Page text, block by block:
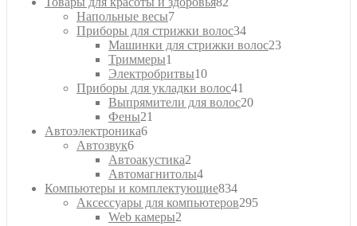
Напольные весы77
товаров
Приборы для стрижки волос3434
товара
Машинки для стрижки волос2323
Триммеры1
товар
Электробритвы1010
товаров
Приборы для укладки волос41
товар
Выпрямители для волос2020
Фены21
Автоэлектроника66
Автозвук66
товаров
Автоакустика2
товара
Автомагнитолы44
товара
Компьютеры и комплектующие834834
товара
Аксессуары для компьютеров295295
Web камеры2